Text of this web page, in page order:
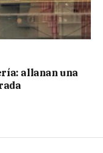
allanan una